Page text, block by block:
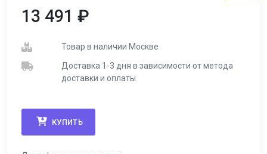
13 491 ₽
Товар в наличии Москве
Доставка 1-3 дня в зависимости от метода
доставки и оплаты
КУПИТЬ